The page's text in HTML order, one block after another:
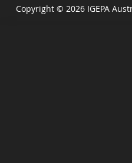
Copyright © 2026 IGEPA